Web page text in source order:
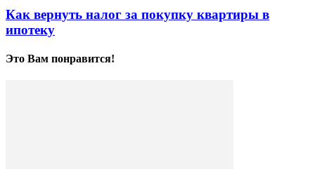
Как вернуть налог за покупку квартиры в
ипотеку
Это Вам понравится!